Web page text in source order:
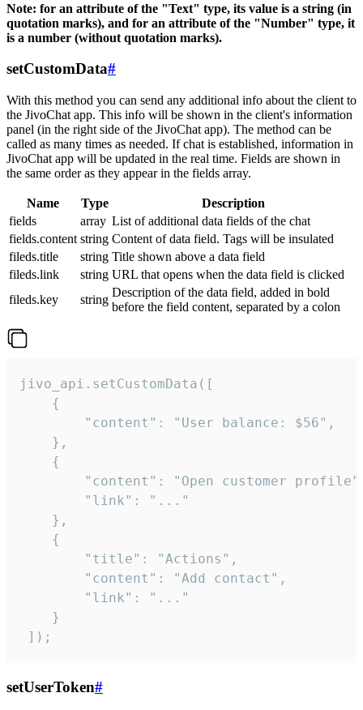
Note: for an attribute of the "Text" type, its value is a string (in
quotation marks), and for an attribute of the "Number" type, it
is a number (without quotation marks).
setCustomData#
With this method you can send any additional info about the client to
the JivoChat app. This info will be shown in the client's information
panel (in the right side of the JivoChat app). The method can be
called as many times as needed. If chat is established, information in
JivoChat app will be updated in the real time. Fields are shown in
the same order as they appear in the fields array.
Name Type
Description
fields
array List of additional data fields of the chat
fields.content string Content of data field. Tags will be insulated
fileds.title
string Title shown above a data field
fileds.link
string URL that opens when the data field is clicked
fileds.key
string
Description of the data field, added in bold
before the field content, separated by a colon
jivo_api.setCustomData([
    {
        "content": "User balance: $56",
    },
    {
"content": "Open customer
        "link": "..."
    },
    {
        "title": "Actions",
        "content": "Add contact",
        "link": "..."
    }
]);
setUserToken#